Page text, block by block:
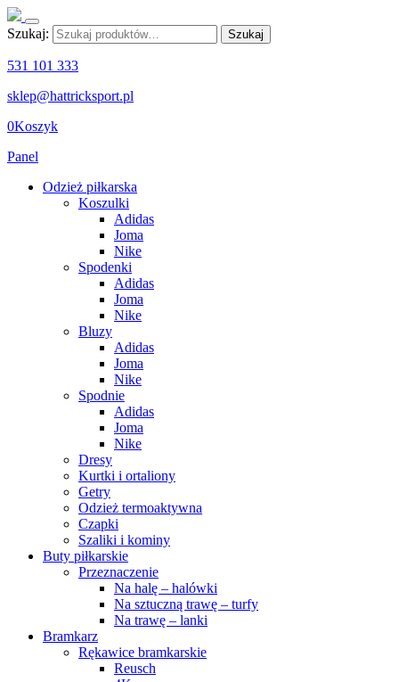
Szukaj: Szukaj
531 101 333
sklep@hattricksport.pl
0Koszyk
Panel
Odzież piłkarska
Koszulki
Adidas
Joma
Nike
Spodenki
Adidas
Joma
Nike
Bluzy
Adidas
Joma
Nike
Spodnie
Adidas
Joma
Nike
Dresy
Kurtki i ortaliony
Getry
Odzież termoaktywna
Czapki
Szaliki i kominy
Buty piłkarskie
Przeznaczenie
Na halę – halówki
Na sztuczną trawę – turfy
Na trawę – lanki
Bramkarz
Rękawice bramkarskie
Reusch